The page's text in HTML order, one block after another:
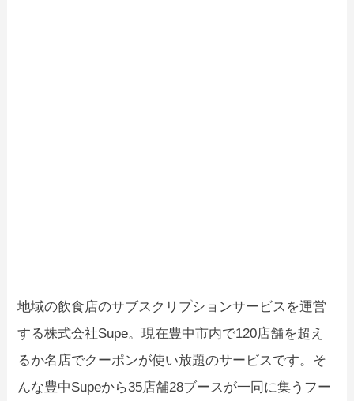
地域の飲食店のサブスクリプションサービスを運営
する株式会社Supe。現在豊中市内で120店舗を超え
るか名店でクーポンが使い放題のサービスです。そ
んな豊中Supeから35店舗28ブースが一同に集うフー